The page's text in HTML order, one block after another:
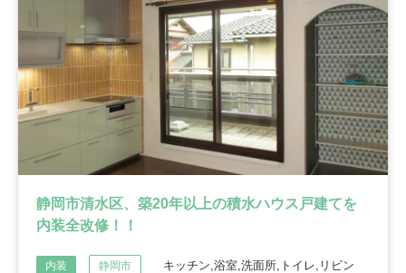
静岡市清水区、築20年以上の積水ハウス戸建てを
内装全改修！！
内装 静岡市
キッチン,浴室,洗面所,トイレ,リビン